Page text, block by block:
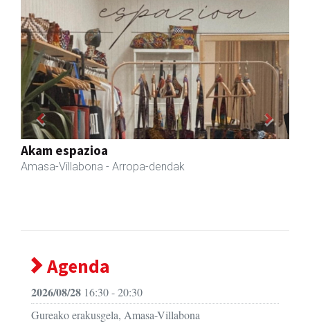
Eizmendi anaiak
Amasa-Villabona - Armategia
Previous Next
Agenda
2026/08/28 16:30 - 20:30
Gureako erakusgela, Amasa-Villabona